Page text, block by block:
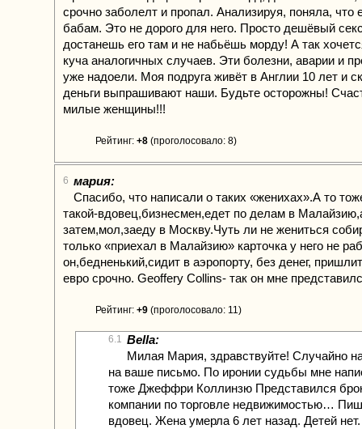
срочно заболелт и пропал. Анализируя, поняла, что
бабам. Это не дорого для него. Просто дешёвый
достанешь его там и не набьёшь морду! А так
куча аналогичных случаев. Эти болезни, аварии и
уже надоели. Моя подруга живёт в Англии 10 лет и
деньги выпрашивают наши. Будьте осторожны!
милые женщины!!!
Рейтинг: +8 (проголосовало: 8)
6 мария:
Спасибо, что написали о таких «женихах».А то
такой-вдовец,бизнесмен,едет по делам в
затем,мол,заеду в Москву.Чуть ли не жениться
только «приехал в Малайзию» карточка у него не
он,бедненький,сидит в аэропорту, без денег,
евро срочно. Geoffery Collins- так он мне
Рейтинг: +9 (проголосовало: 11)
6.1 Bella:
Милая Мария, здравствуйте! Случайно
на ваше письмо. По иронии судьбы мне
тоже Джеффри Коллинзю Представился
компании по торговле недвижимостью…
вдовец. Жена умерла 6 лет назад. Детей